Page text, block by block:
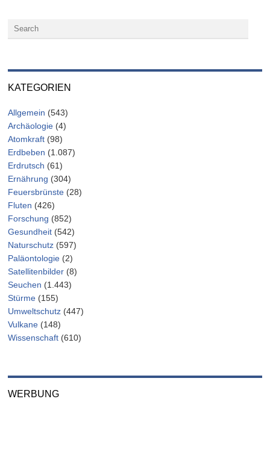
KATEGORIEN
Allgemein (543)
Archäologie (4)
Atomkraft (98)
Erdbeben (1.087)
Erdrutsch (61)
Ernährung (304)
Feuersbrünste (28)
Fluten (426)
Forschung (852)
Gesundheit (542)
Naturschutz (597)
Paläontologie (2)
Satellitenbilder (8)
Seuchen (1.443)
Stürme (155)
Umweltschutz (447)
Vulkane (148)
Wissenschaft (610)
WERBUNG